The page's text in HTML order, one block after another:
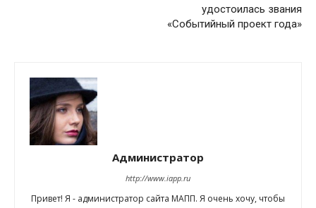
удостоилась звания
«Событийный проект года»
Администратор
http://www.iapp.ru
Привет! Я - администратор сайта МАПП. Я очень хочу, чтобы